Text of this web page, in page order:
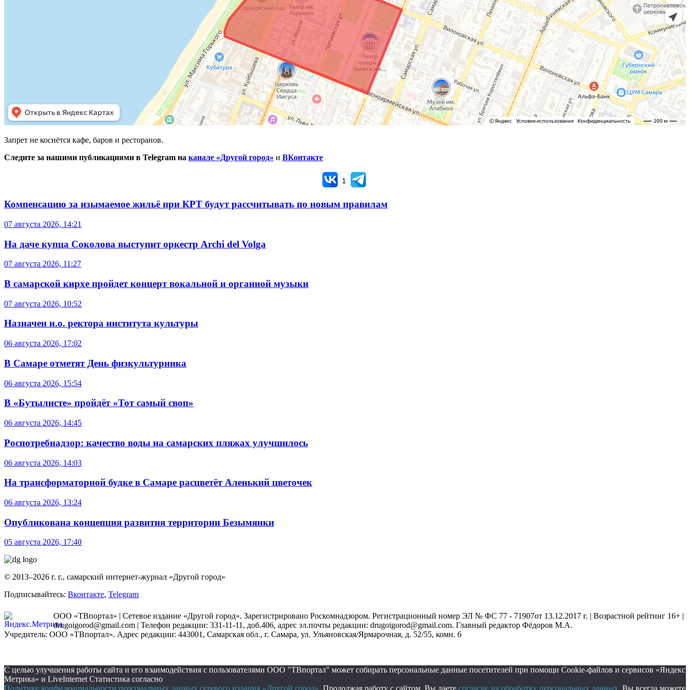
Запрет не коснётся кафе, баров и ресторанов.
Следите за нашими публикациями в Telegram на канале «Другой город» и ВКонтакте
1
Компенсацию за изымаемое жильё при КРТ будут рассчитывать по новым правилам
07 августа 2026, 14:21
На даче купца Соколова выступит оркестр Archi del Volga
07 августа 2026, 11:27
В самарской кирхе пройдет концерт вокальной и органной музыки
07 августа 2026, 10:52
Назначен и.о. ректора института культуры
06 августа 2026, 17:02
В Самаре отметят День физкультурника
06 августа 2026, 15:54
В «Бутылисте» пройдёт «Тот самый своп»
06 августа 2026, 14:45
Роспотребнадзор: качество воды на самарских пляжах улучшилось
06 августа 2026, 14:03
На трансформаторной будке в Самаре расцветёт Аленький цветочек
06 августа 2026, 13:24
Опубликована концепция развития территории Безымянки
05 августа 2026, 17:40
© 2013–2026 г. г., самарский интернет-журнал «Другой город»
Подписывайтесь: Вконтакте, Telegram
ООО «ТВпортал» | Сетевое издание «Другой город». Зарегистрировано Роскомнадзором. Регистрационный номер ЭЛ № ФС 77 - 71907от 13.12.2017 г. | Возрастной рейтинг 16+ |
drugoigorod@gmail.com | Телефон редакции: 331-11-11, доб.406, адрес эл.почты редакции: drugoigorod@gmail.com. Главный редактор Фёдоров М.А.
Учредитель: ООО «ТВпортал». Адрес редакции: 443001, Самарская обл., г. Самара, ул. Ульяновская/Ярмарочная, д. 52/55, комн. 6
С целью улучшения работы сайта и его взаимодействия с пользователями ООО "ТВпортал" может собирать персональные данные посетителей при помощи Cookie-файлов и сервисов «Яндекс
Метрика» и LiveInternet Статистика согласно